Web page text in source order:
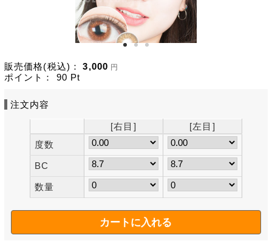
販売価格(税込)： 3,000 円
ポイント： 90 Pt
注文内容
[右目]
[左目]
度数
BC
数量